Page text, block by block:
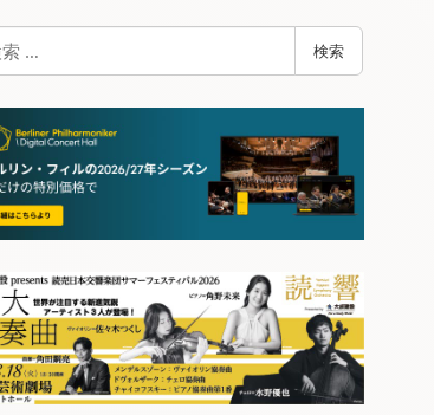
検索